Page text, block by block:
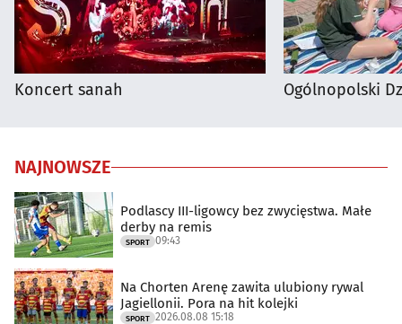
Koncert sanah Ogólnopolski
NAJNOWSZE
Podlascy III-ligowcy bez zwycięstwa. Małe
derby na remis
SPORT 09:43
Na Chorten Arenę zawita ulubiony rywal
Jagiellonii. Pora na hit kolejki
SPORT 2026.08.08 15:18